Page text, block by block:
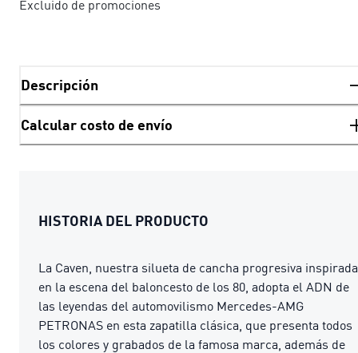
Excluido de promociones
Descripción
Calcular costo de envío
HISTORIA DEL PRODUCTO
La Caven, nuestra silueta de cancha progresiva inspirada
en la escena del baloncesto de los 80, adopta el ADN de
las leyendas del automovilismo Mercedes-AMG
PETRONAS en esta zapatilla clásica, que presenta todos
los colores y grabados de la famosa marca, además de